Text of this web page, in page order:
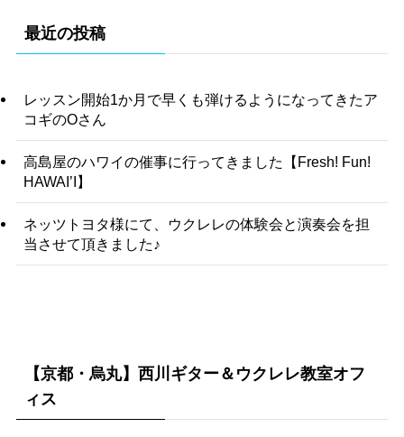
最近の投稿
レッスン開始1か月で早くも弾けるようになってきたア
コギのOさん
高島屋のハワイの催事に行ってきました【Fresh! Fun!
HAWAI’I】
ネッツトヨタ様にて、ウクレレの体験会と演奏会を担
当させて頂きました♪
【京都・烏丸】西川ギター＆ウクレレ教室オフ
ィス